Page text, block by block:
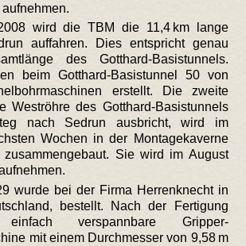
wird die TBM die 11,4 km lange
auffahren. Dies entspricht genau
des Gotthard-Basistunnels.
beim Gotthard-Basistunnel 50 von
erstellt. Die zweite
Weströhre des Gotthard-Basistunnels
nach Sedrun ausbricht, wird im
Wochen in der Montagekaverne
Sie wird im August
wurde bei der Firma Herrenknecht in
bestellt. Nach der Fertigung
verspannbare Gripper-
mit einem Durchmesser von 9,58 m